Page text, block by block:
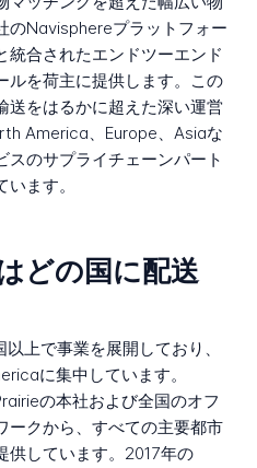
のNavisphereプラットフォー
統合されたエンドツーエンド
ルを荷主に提供します。この
送をはるかに超えた深い運営
America、Europe、Asiaな
スのサプライチェーンパート
ます。
どの国に配送
上で事業を展開しており、
に集中しています。
の本社および全国のオフ
ークから、すべての主要都市
供しています。2017年の